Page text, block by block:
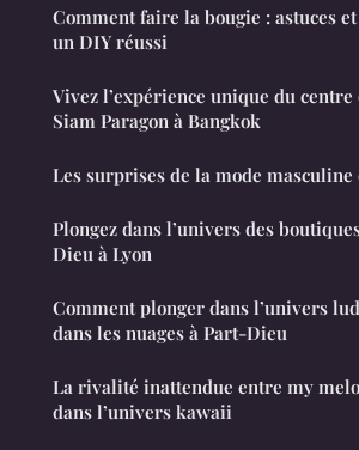
Comment faire la bougie : astuces
un DIY réussi
Vivez l’expérience unique du
Siam Paragon à Bangkok
Les surprises de la mode masculine
Plongez dans l’univers des
Dieu à Lyon
Comment plonger dans l’univers
dans les nuages à Part-Dieu
La rivalité inattendue entre my
dans l’univers kawaii